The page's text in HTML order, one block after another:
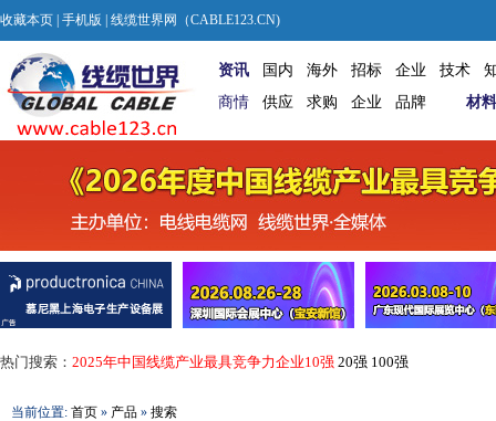
收藏本页 手机版 | 线缆世界网（CABLE123.CN)
资讯 国内 海外 招标 企业 技术
商情
供应 求购 企业 品牌 材料
热门搜索： 2025年中国线缆产业最具竞争力企业10强 20强 100强
当前位置: 首页 » 产品 » 搜索